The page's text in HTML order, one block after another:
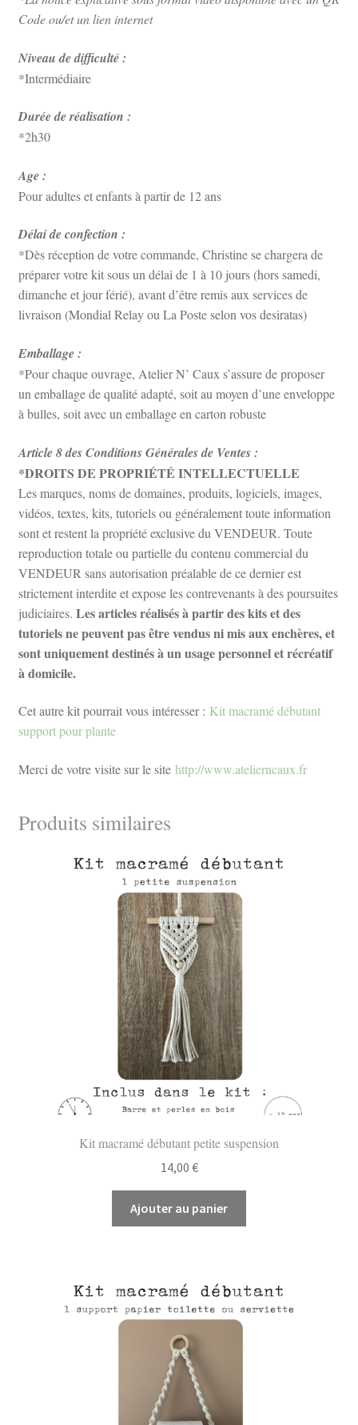
Code ou/et un lien internet
Niveau de difficulté :
*Intermédiaire
Durée de réalisation :
*2h30
Age :
Pour adultes et enfants à partir de 12 ans
Délai de confection :
*Dès réception de votre commande, Christine se chargera de
préparer votre kit sous un délai de 1 à 10 jours (hors samedi,
dimanche et jour férié), avant d’être remis aux services de
livraison (Mondial Relay ou La Poste selon vos desiratas)
Emballage :
*Pour chaque ouvrage, Atelier N’ Caux s’assure de proposer
un emballage de qualité adapté, soit au moyen d’une enveloppe
à bulles, soit avec un emballage en carton robuste
Article 8 des Conditions Générales de Ventes :
*DROITS DE PROPRIÉTÉ INTELLECTUELLE
Les marques, noms de domaines, produits, logiciels, images,
vidéos, textes, kits, tutoriels ou généralement toute information
sont et restent la propriété exclusive du VENDEUR. Toute
reproduction totale ou partielle du contenu commercial du
VENDEUR sans autorisation préalable de ce dernier est
strictement interdite et expose les contrevenants à des poursuites
judiciaires. Les articles réalisés à partir des kits et des
tutoriels ne peuvent pas être vendus ni mis aux enchères, et
sont uniquement destinés à un usage personnel et récréatif
à domicile.
Cet autre kit pourrait vous intéresser : Kit macramé débutant
support pour plante
Merci de votre visite sur le site http://www.atelierncaux.fr
Produits similaires
Kit macramé débutant petite suspension
14,00 €
Ajouter au panier